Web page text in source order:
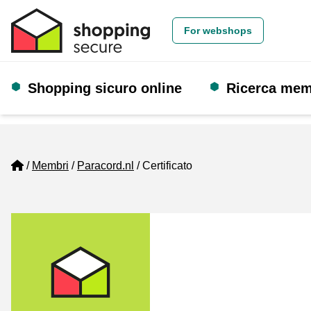
For webshops
Shopping sicuro online Ricerca
Home
Membri Paracord.nl Certificato